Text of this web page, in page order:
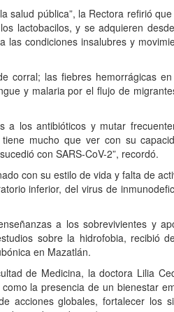
salud pública”, la Rectora refirió
lactobacilos, y se adquieren
condiciones insalubres y
corral; las fiebres hemorrágicas
y malaria por el flujo de
a los antibióticos y mutar
mucho que ver con su
con SARS-CoV-2”, recordó.
con su estilo de vida y falta de
inferior, del virus de
a los sobrevivientes y
sobre la hidrofobia, recibió
en Mazatlán.
de Medicina, la doctora Lilia
la presencia de un bienestar
globales, fortalecer los